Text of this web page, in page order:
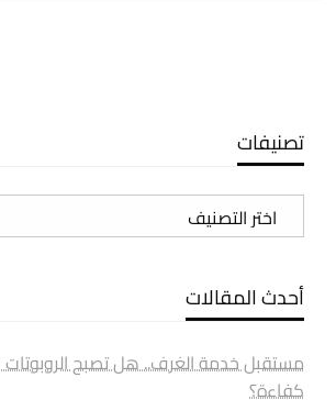
تصنيفات
تصنيفات
أحدث المقالات
مستقبل خدمة الغرف.. هل تصبح الروبوتات
كفاءة؟